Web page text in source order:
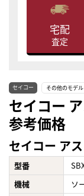
宅配
査定
セイコー その他のモデル
セイコー
参考価格
セイコー ア
型番
機械
ソ